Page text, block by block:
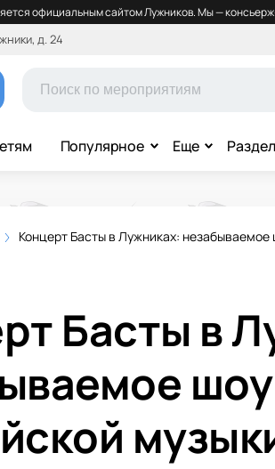
официальным сайтом Лужников. Мы —
д. 24
Популярное Еще
Концерт Басты в Лужниках:
Басты в